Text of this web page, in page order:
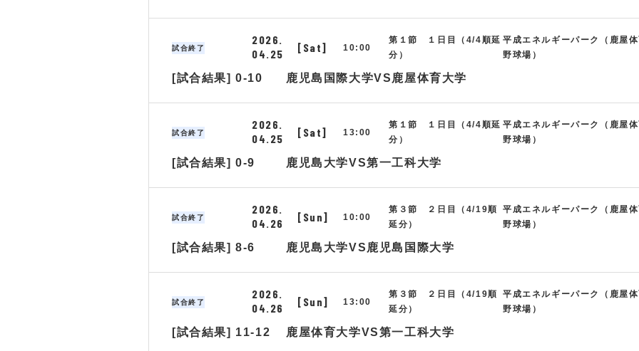
試合終了
2026.
04.25
[Sat] 10:00
第１節 １日目（4/4順延
分）
平成エネルギーパーク（鹿屋
野球場）
[試合結果] 0-10 鹿児島国際大学VS鹿屋体育大学
試合終了
2026.
04.25
[Sat] 13:00
第１節 １日目（4/4順延
分）
平成エネルギーパーク（鹿屋
野球場）
[試合結果] 0-9 鹿児島大学VS第一工科大学
試合終了
2026.
04.26
[Sun] 10:00
第３節 ２日目（4/19順
延分）
平成エネルギーパーク（鹿屋
野球場）
[試合結果] 8-6 鹿児島大学VS鹿児島国際大学
試合終了
2026.
04.26
[Sun] 13:00
第３節 ２日目（4/19順
延分）
平成エネルギーパーク（鹿屋
野球場）
[試合結果] 11-12 鹿屋体育大学VS第一工科大学